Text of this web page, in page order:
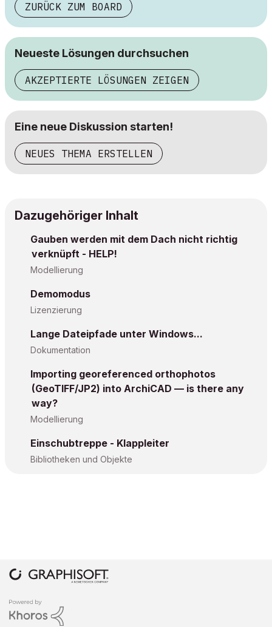
ZURÜCK ZUM BOARD
Neueste Lösungen durchsuchen
AKZEPTIERTE LÖSUNGEN ZEIGEN
Eine neue Diskussion starten!
NEUES THEMA ERSTELLEN
Dazugehöriger Inhalt
Gauben werden mit dem Dach nicht richtig
verknüpft - HELP!
Modellierung
Demomodus
Lizenzierung
Lange Dateipfade unter Windows...
Dokumentation
Importing georeferenced orthophotos
(GeoTIFF/JP2) into ArchiCAD — is there any
way?
Modellierung
Einschubtreppe - Klappleiter
Bibliotheken und Objekte